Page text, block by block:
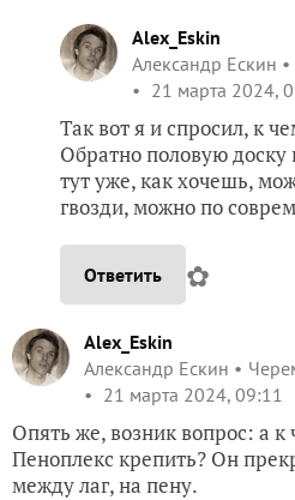
Alex_Eskin
Александр Ескин
21 марта 2024,
Так вот я и спросил, к
Обратно половую доску
тут уже, как хочешь,
гвозди, можно по
Ответить ✿
Alex_Eskin
Александр Ескин
21 марта 2024, 09:11
Опять же, возник вопрос: а
Пеноплекс крепить? Он
между лаг, на пену.